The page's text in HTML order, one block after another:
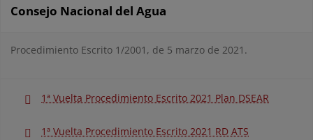
Consejo Nacional del Agua
Procedimiento Escrito 1/2001, de 5 marzo de 2021.
1ª Vuelta Procedimiento Escrito 2021 Plan DSEAR
1ª Vuelta Procedimiento Escrito 2021 RD ATS